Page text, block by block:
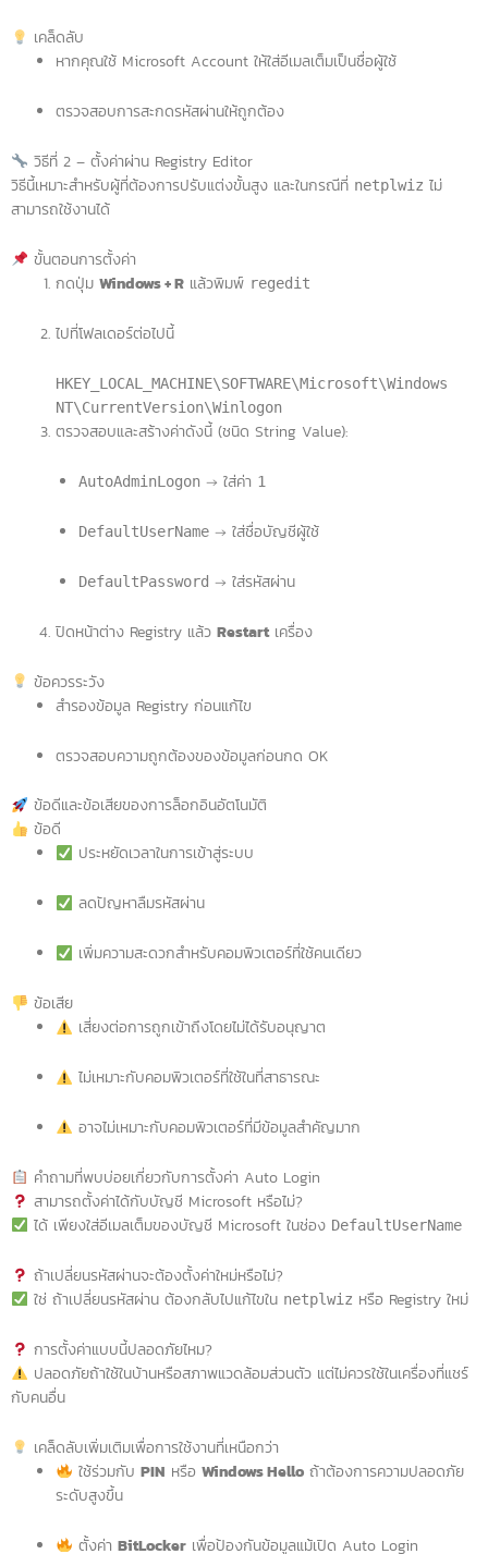
เคล็ดลับ
หากคุณใช้ Microsoft Account ให้ใส่อีเมลเต็มเป็นชื่อผู้ใช้
ตรวจสอบการสะกดรหัสผ่านให้ถูกต้อง
วิธีที่ 2 – ตั้งค่าผ่าน Registry Editor
วิธีนี้เหมาะสำหรับผู้ที่ต้องการปรับแต่งขั้นสูง และในกรณีที่ netplwiz ไม่
สามารถใช้งานได้
ขั้นตอนการตั้งค่า
กดปุ่มWindows + R แล้วพิมพ์ regedit
ไปที่โฟลเดอร์ต่อไปนี้
HKEY_LOCAL_MACHINE\SOFTWARE\Microsoft\Windows
NT\CurrentVersion\Winlogon
ตรวจสอบและสร้างค่าดังนี้ (ชนิด String Value):
AutoAdminLogon→ ใส่ค่า 1
DefaultUserName→ ใส่ชื่อบัญชีผู้ใช้
DefaultPassword → ใส่รหัสผ่าน
ปิดหน้าต่าง Registry แล้วRestartเครื่อง
ข้อควรระวัง
สำรองข้อมูล Registry ก่อนแก้ไข
ตรวจสอบความถูกต้องของข้อมูลก่อนกด OK
ข้อดีและข้อเสียของการล็อกอินอัตโนมัติ
ข้อดี
ประหยัดเวลาในการเข้าสู่ระบบ
ลดปัญหาลืมรหัสผ่าน
เพิ่มความสะดวกสำหรับคอมพิวเตอร์ที่ใช้คนเดียว
ข้อเสีย
เสี่ยงต่อการถูกเข้าถึงโดยไม่ได้รับอนุญาต
ไม่เหมาะกับคอมพิวเตอร์ที่ใช้ในที่สาธารณะ
อาจไม่เหมาะกับคอมพิวเตอร์ที่มีข้อมูลสำคัญมาก
คำถามที่พบบ่อยเกี่ยวกับการตั้งค่า Auto Login
สามารถตั้งค่าได้กับบัญชี Microsoft หรือไม่?
ได้ เพียงใส่อีเมลเต็มของบัญชี Microsoft ในช่อง DefaultUserName
ถ้าเปลี่ยนรหัสผ่านจะต้องตั้งค่าใหม่หรือไม่?
ใช่ ถ้าเปลี่ยนรหัสผ่าน ต้องกลับไปแก้ไขใน netplwiz หรือ Registry ใหม่
การตั้งค่าแบบนี้ปลอดภัยไหม?
ปลอดภัยถ้าใช้ในบ้านหรือสภาพแวดล้อมส่วนตัว แต่ไม่ควรใช้ในเครื่องที่แชร์
กับคนอื่น
เคล็ดลับเพิ่มเติมเพื่อการใช้งานที่เหนือกว่า
ใช้ร่วมกับ PIN หรือ Windows Helloถ้าต้องการความปลอดภัย
ระดับสูงขึ้น
ตั้งค่า BitLockerเพื่อป้องกันข้อมูลแม้เปิด Auto Login